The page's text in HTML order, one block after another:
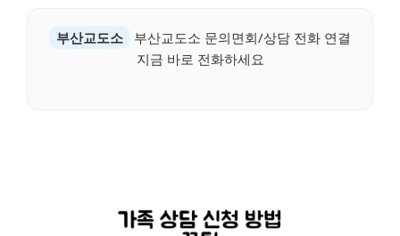
부산교도소
부산교도소 문의면회/상담 전화 연결
지금 바로 전화하세요